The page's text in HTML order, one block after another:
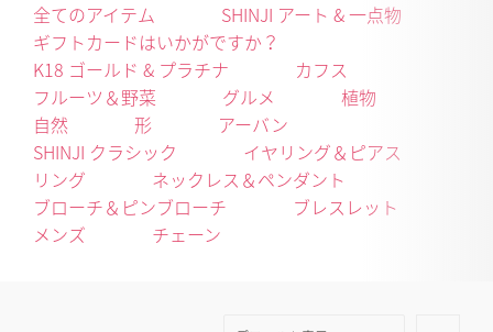
全てのアイテム
SHINJI アート & 一点物
ギフトカードはいかがですか？
K18 ゴールド & プラチナ
カフス
フルーツ＆野菜
グルメ
植物
自然
形
アーバン
SHINJI クラシック
イヤリング＆ピアス
リング
ネックレス＆ペンダント
ブローチ＆ピンブローチ
ブレスレット
メンズ
チェーン